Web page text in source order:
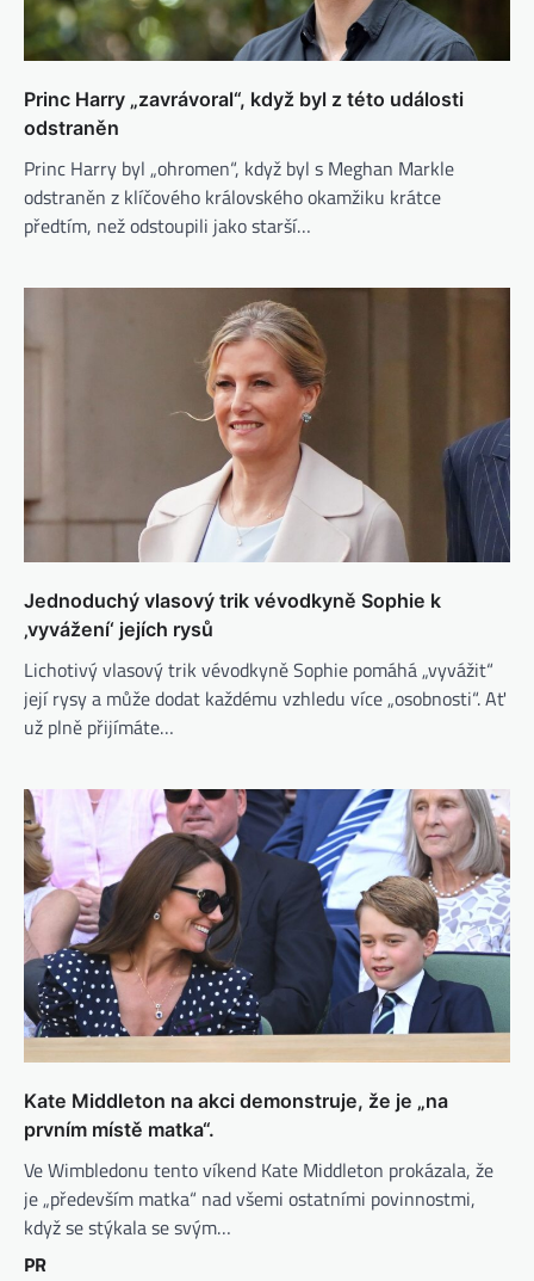
Princ Harry „zavrávoral“, když byl z této události
odstraněn
Princ Harry byl „ohromen“, když byl s Meghan Markle
odstraněn z klíčového královského okamžiku krátce
předtím, než odstoupili jako starší…
Jednoduchý vlasový trik vévodkyně Sophie k
‚vyvážení‘ jejích rysů
Lichotivý vlasový trik vévodkyně Sophie pomáhá „vyvážit“
její rysy a může dodat každému vzhledu více „osobnosti“. Ať
už plně přijímáte…
Kate Middleton na akci demonstruje, že je „na
prvním místě matka“.
Ve Wimbledonu tento víkend Kate Middleton prokázala, že
je „především matka“ nad všemi ostatními povinnostmi,
když se stýkala se svým…
PR